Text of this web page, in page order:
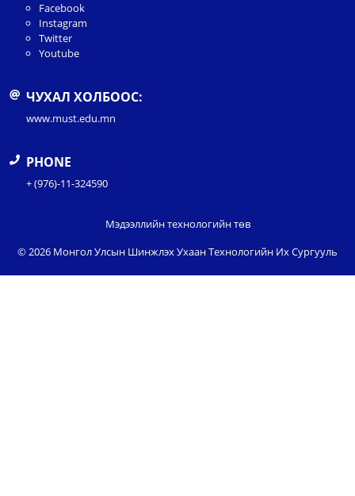
Facebook
Instagram
Twitter
Youtube
ЧУХАЛ ХОЛБООС:
www.must.edu.mn
PHONE
+ (976)-11-324590
Мэдээллийн технологийн төв
© 2026 Монгол Улсын Шинжлэх Ухаан Технологийн Их Сургууль